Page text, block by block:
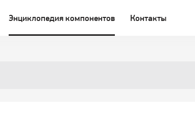
Энциклопедия компонентов Контакты